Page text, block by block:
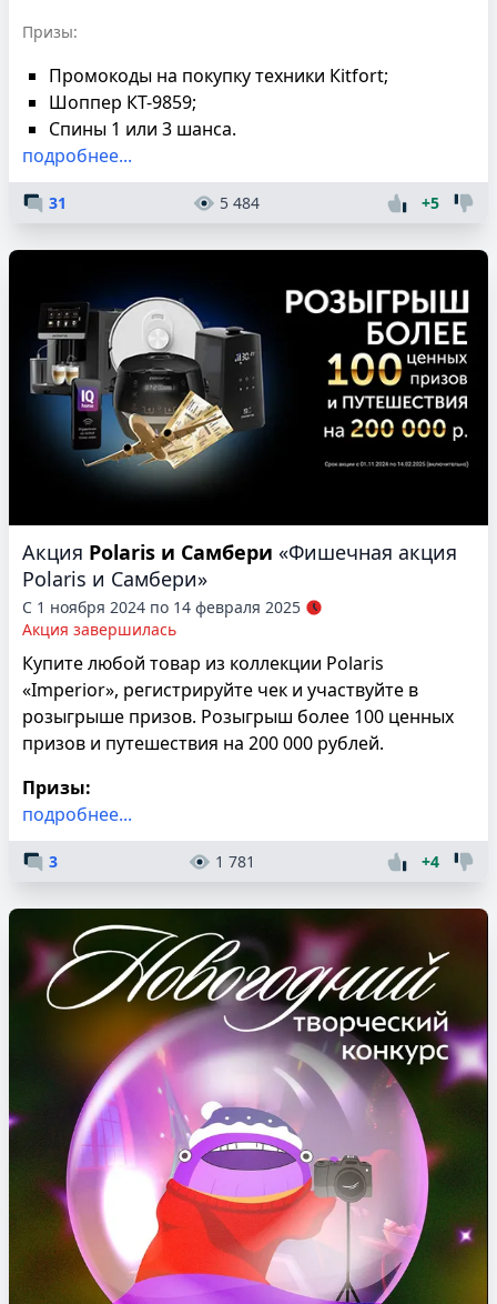
Призы:
Промокоды на покупку техники Кitfort;
Шоппер КТ-9859;
Спины 1 или 3 шанса.
подробнее...
31 5 484 +5
Акция Polaris и Самбери «Фишечная акция
Polaris и Самбери»
С 1 ноября 2024 по 14 февраля 2025
Акция завершилась
Купите любой товар из коллекции Polaris
«Imperior», регистрируйте чек и участвуйте в
розыгрыше призов. Розыгрыш более 100 ценных
призов и путешествия на 200 000 рублей.
Призы:
подробнее...
3 1 781 +4